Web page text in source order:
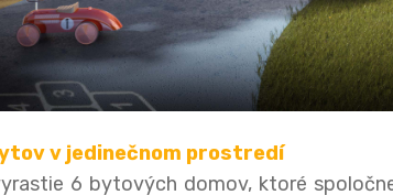
v jedinečnom prostredí
6 bytových domov, ktoré